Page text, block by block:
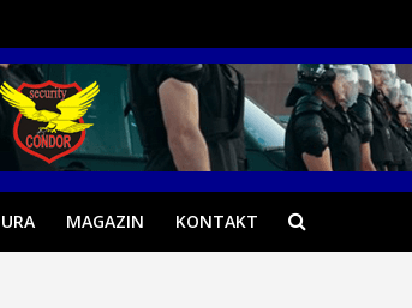
MAGAZIN KONTAKT